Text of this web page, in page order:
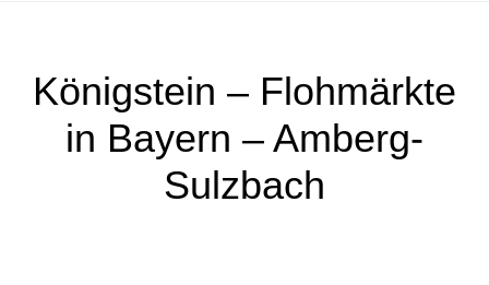
Königstein – Flohmärkte
in Bayern – Amberg-
Sulzbach